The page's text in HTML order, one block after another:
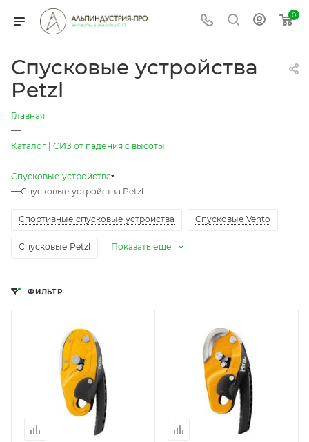
0
Спусковые устройства
Petzl
Главная
—
Каталог | СИЗ от падения с высоты
—
Спусковые устройства
—Спусковые устройства Petzl
Спортивные спусковые устройства Спусковые Vento
Спусковые Petzl Показать еще
ФИЛЬТР